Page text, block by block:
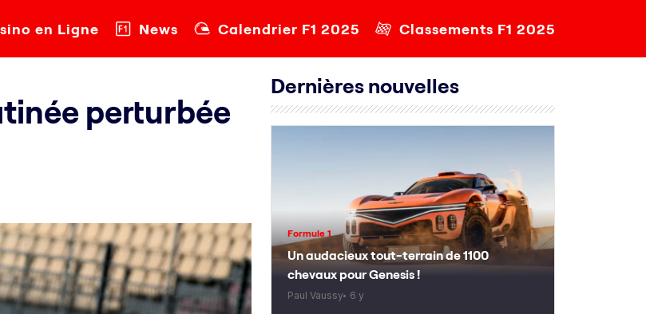
en Ligne News Calendrier F1 2025 Classements F1 2025
perturbée
Dernières nouvelles
Formule 1
Un audacieux tout-terrain de 1100
chevaux pour Genesis !
Paul Vaussy 6 y